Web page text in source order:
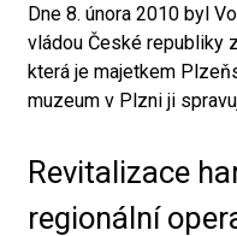
Dne 8. února 2010 byl
vládou České republiky
která je majetkem
muzeum v Plzni ji
Revitalizace
regionální